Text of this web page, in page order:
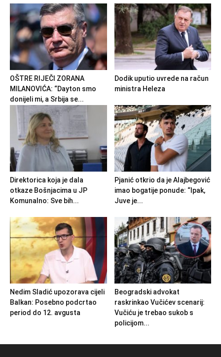
OŠTRE RIJEČI ZORANA
MILANOVIĆA: “Dayton smo
donijeli mi, a Srbija se...
Dodik uputio uvrede na račun
ministra Heleza
Direktorica koja je dala
otkaze Bošnjacima u JP
Komunalno: Sve bih...
Pjanić otkrio da je Alajbegović
imao bogatije ponude: “Ipak,
Juve je...
Nedim Sladić upozorava cijeli
Balkan: Posebno podcrtao
period do 12. avgusta
Beogradski advokat
raskrinkao Vučićev scenarij:
Vučiću je trebao sukob s
policijom...